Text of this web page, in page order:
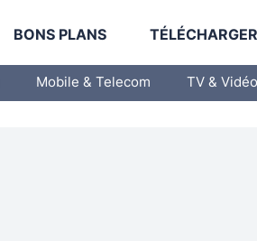
BONS PLANS
Mobile & Telecom TV & Vidéo